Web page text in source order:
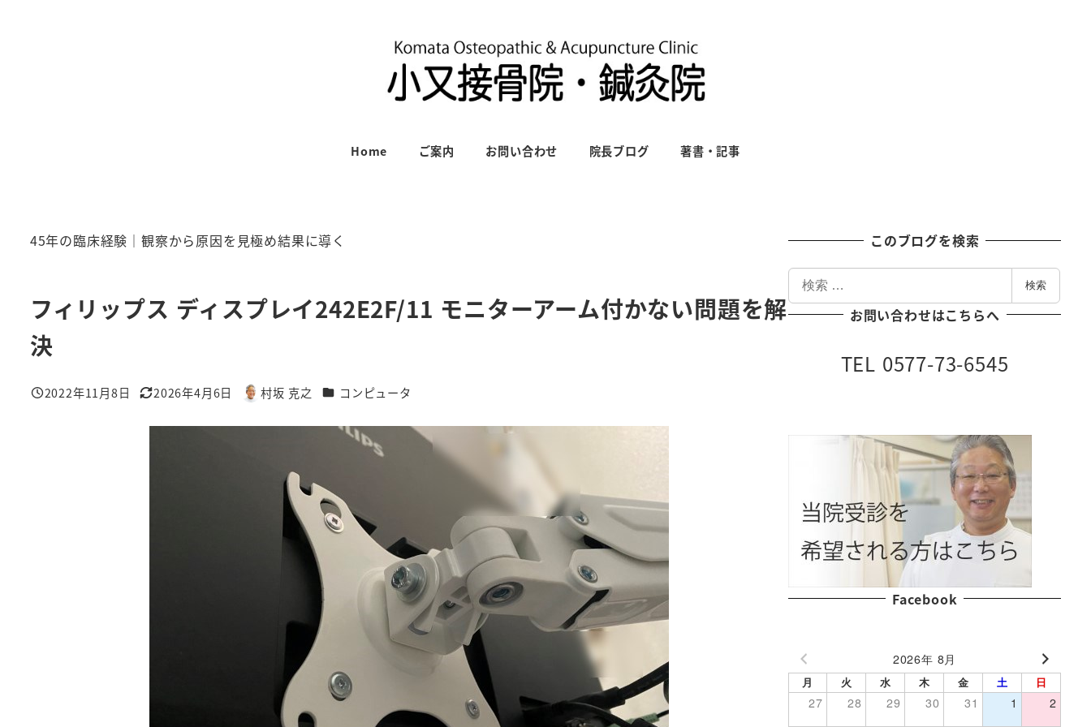
Home ご案内 お問い合わせ 院長ブログ 著書・記事
45年の臨床経験｜観察から原因を見極め結果に導く
フィリップス ディスプレイ242E2F/11 モニターアーム付かない問題を解
決
投稿日
2022年11月8日
更新日
2026年4月6日
著
村坂 克之 カテゴリー
コンピュータ
このブログを検索
検
索
検索
お問い合わせはこちらへ
TEL 0577-73-6545
Facebook
2026年 8月
月 火 水 木 金 土 日
27 28 29 30 31 1 2